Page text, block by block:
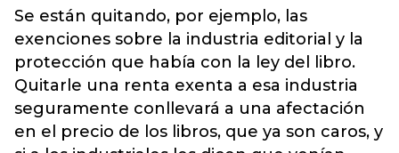
Se están quitando, por ejemplo, las
exenciones sobre la industria editorial y la
protección que había con la ley del libro.
Quitarle una renta exenta a esa industria
seguramente conllevará a una afectación
en el precio de los libros, que ya son caros, y